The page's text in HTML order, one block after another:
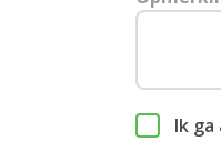
Ik